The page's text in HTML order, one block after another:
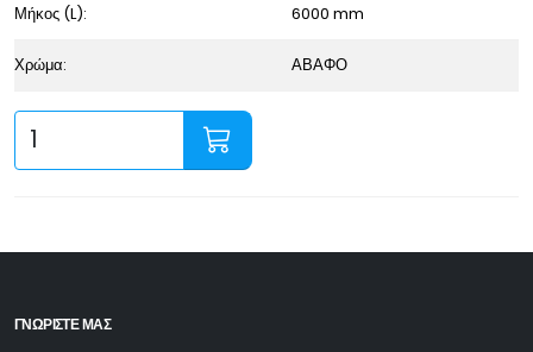
Μήκος (L): 6000 mm
Χρώμα: ΑΒΑΦΟ
ΓΝΩΡΙΣΤΕ ΜΑΣ